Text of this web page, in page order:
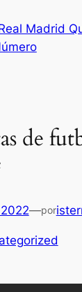
Madrid
de
—por